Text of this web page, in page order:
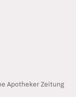
Apotheker Zeitung